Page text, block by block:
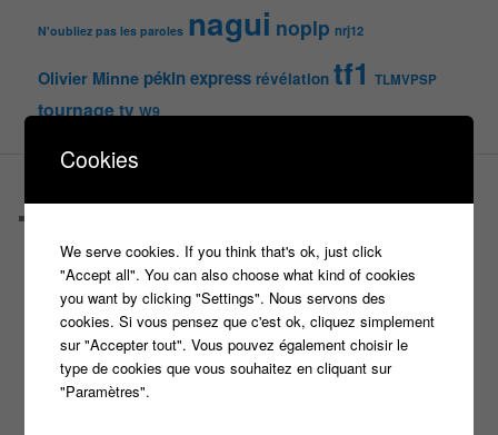
N'oubliez pas les paroles nagui noplp nrj12
Olivier Minne pékin express révélation tf1 TLMVPSP
tournagetv W9
C’est quoi un casteur ?
C’est quoi un directeur de casting ?
Harry
Motus
Slam
C’est quoi un casting ?
Tous les castings
Cookies
We serve cookies. If you think that's ok, just click
"Accept all". You can also choose what kind of cookies
you want by clicking "Settings". Nous servons des
cookies. Si vous pensez que c'est ok, cliquez simplement
sur "Accepter tout". Vous pouvez également choisir le
type de cookies que vous souhaitez en cliquant sur
"Paramètres".